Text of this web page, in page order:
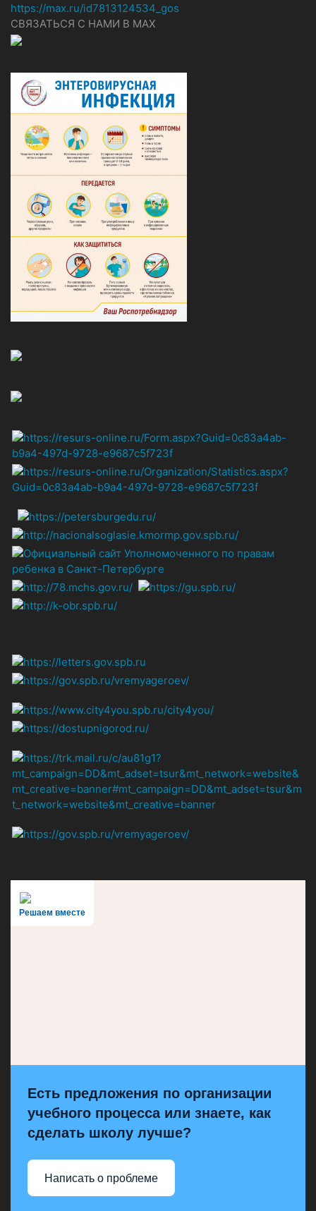
https://max.ru/id7813124534_gos
СВЯЗАТЬСЯ С НАМИ В МАХ
Решаем вместе
Есть предложения по организации
учебного процесса или знаете, как
сделать школу лучше?
Написать о проблеме